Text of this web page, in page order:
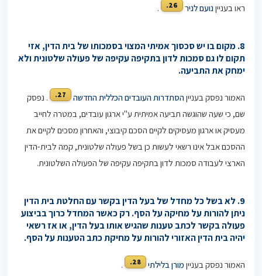
ראו בענייןנועם לניר 26.
.
8. מקום בו יש סכסוך אמיתי המצוי בסמכותו של בית הדין, אזי
תקום לו גם סמכות לדון בתקיפה עקיפה של פעולה שלטונית ולא
ימחק את התביעה.
האמור נפסק בענייןהסתדרות העובדים הכללית החדשה 27.
. נפסק
שם, כי שעה שהוגשה תביעה אמיתית ע"י ארגון עובדים, במטרה לחייב
מעסיק או ארגון מעסיקים לקיים הסכם קיבוצי, והאחרון מסכים לקיים את
ההסכם אבל אינו רשאי לעשות כן בשל פעולה שלטונית, קמה לבית-הדין
הארצי לעבודה סמכות לדון בתקיפה עקיפה של הפעולה השלטונית.
9. לא בשל כל מחדל של בעל הדין בקשר עם החלטת בית הדין
ניתן להורות על מחיקה על הסף. רק כאשר המחדל כרוך בביצוע
פעולה בקשר לכתב טענות שהגיש אותו בעל הדין, או אז רשאי
יהיה בית הדין האזורי להורות על מחיקת כתב הטענות על הסף.
האמור נפסק בעניין מורן בלילתי 28.
.